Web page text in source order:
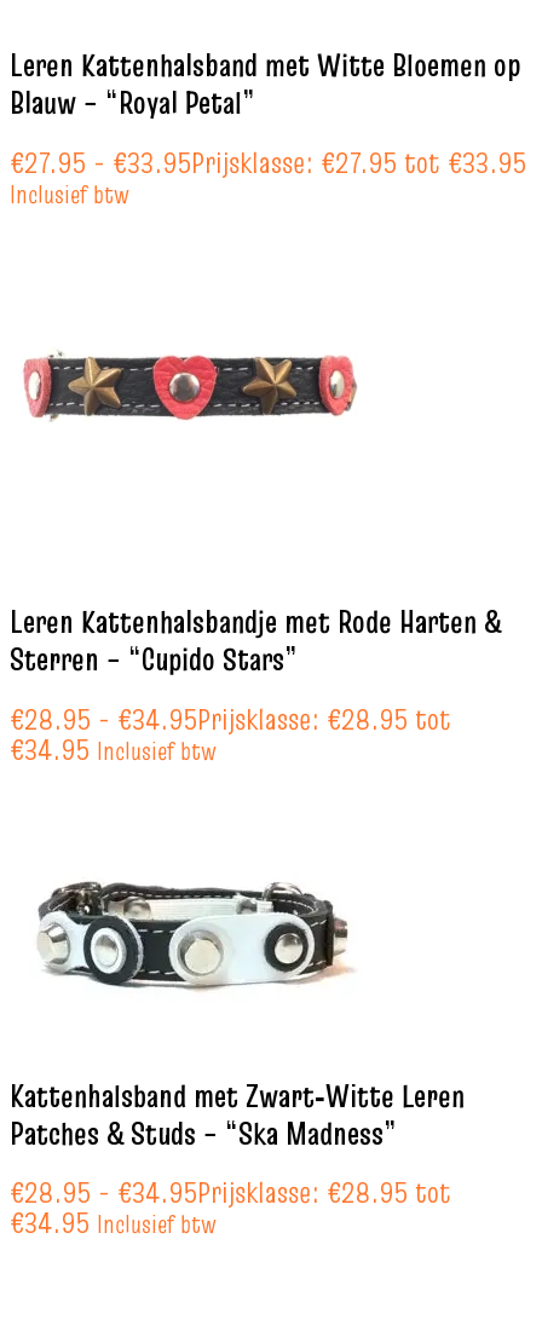
Leren Kattenhalsband met Witte Bloemen op
Blauw – “Royal Petal”
€27.95 - €33.95Prijsklasse: €27.95 tot €33.95
Inclusief btw
Leren Kattenhalsbandje met Rode Harten &
Sterren – “Cupido Stars”
€28.95 - €34.95Prijsklasse: €28.95 tot
€34.95 Inclusief btw
Kattenhalsband met Zwart‑Witte Leren
Patches & Studs – “Ska Madness”
€28.95 - €34.95Prijsklasse: €28.95 tot
€34.95 Inclusief btw